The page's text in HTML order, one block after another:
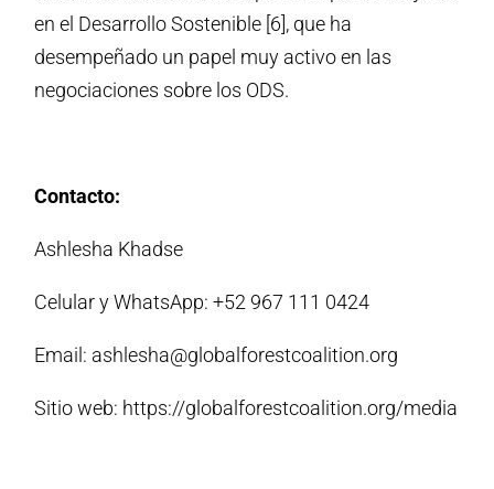
en el Desarrollo Sostenible [6], que ha
desempeñado un papel muy activo en las
negociaciones sobre los ODS.
Contacto:
Ashlesha Khadse
Celular y WhatsApp: +52 967 111 0424
Email: ashlesha@globalforestcoalition.org
Sitio web: https://globalforestcoalition.org/media